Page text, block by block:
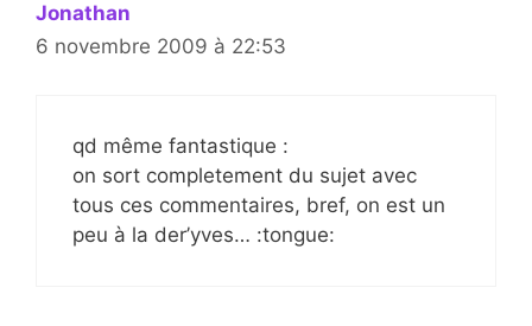
Jonathan
6 novembre 2009 à 22:53
qd même fantastique :
on sort completement du sujet avec
tous ces commentaires, bref, on est un
peu à la der’yves… :tongue: